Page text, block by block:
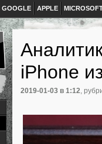
GOOGLE APPLE
iPhone
2019-01-03 в 1:12,